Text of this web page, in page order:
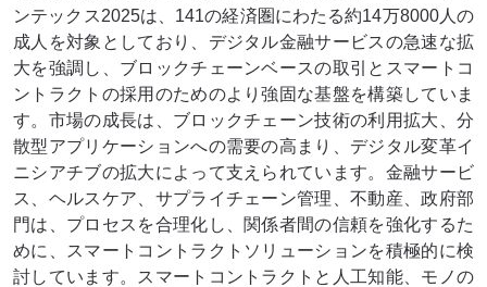
ンテックス2025は、141の経済圏にわたる約14万8000人の
成人を対象としており、デジタル金融サービスの急速な拡
大を強調し、ブロックチェーンベースの取引とスマートコ
ントラクトの採用のためのより強固な基盤を構築していま
す。市場の成長は、ブロックチェーン技術の利用拡大、分
散型アプリケーションへの需要の高まり、デジタル変革イ
ニシアチブの拡大によって支えられています。金融サービ
ス、ヘルスケア、サプライチェーン管理、不動産、政府部
門は、プロセスを合理化し、関係者間の信頼を強化するた
めに、スマートコントラクトソリューションを積極的に検
討しています。スマートコントラクトと人工知能、モノの